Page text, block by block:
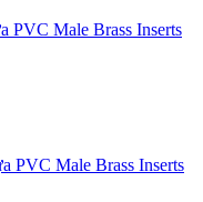
PVC Male Brass Inserts
PVC Male Brass Inserts